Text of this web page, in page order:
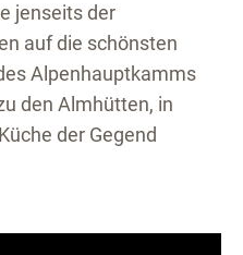
jenseits der
auf die schönsten
Alpenhauptkamms
den Almhütten, in
der Gegend